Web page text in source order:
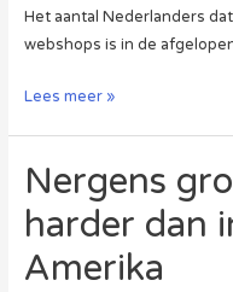
Het aantal Nederlanders
webshops is in de
We
Online
In
Het
Buitenland,
Lees meer »
Nergens
harder dan
Amerika